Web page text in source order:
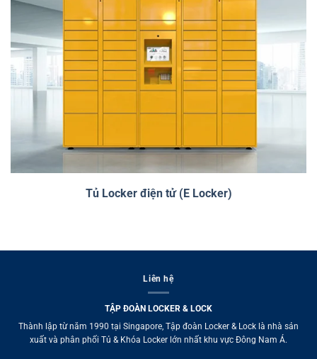
Tủ Locker điện tử (E Locker)
Liên hệ
TẬP ĐOÀN LOCKER & LOCK
Thành lập từ năm 1990 tại Singapore, Tập đoàn Locker & Lock là nhà sản
xuất và phân phối Tủ & Khóa Locker lớn nhất khu vực Đông Nam Á.